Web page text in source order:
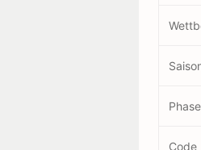
Phase
Code